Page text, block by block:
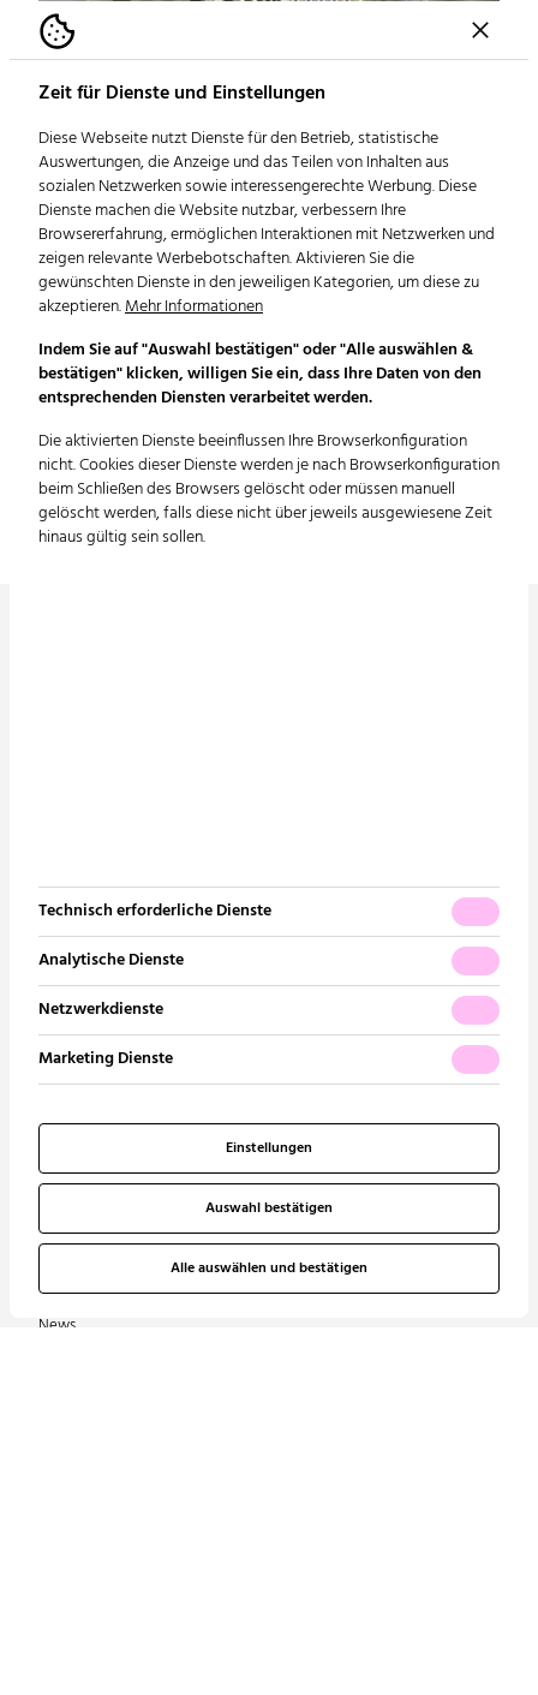
Technisch erforderliche Dienste
Analytische Dienste
Netzwerkdienste
Marketing Dienste
Einstellungen
Auswahl bestätigen
Alle auswählen und bestätigen
Zeit für Dienste und Einstellungen
Diese Webseite nutzt Dienste für den Betrieb, statistische
Auswertungen, die Anzeige und das Teilen von Inhalten aus
sozialen Netzwerken sowie interessengerechte Werbung. Diese
Dienste machen die Website nutzbar, verbessern Ihre
Browsererfahrung, ermöglichen Interaktionen mit Netzwerken und
zeigen relevante Werbebotschaften. Aktivieren Sie die
gewünschten Dienste in den jeweiligen Kategorien, um diese zu
akzeptieren.Mehr Informationen
Indem Sie auf "Auswahl bestätigen" oder "Alle auswählen &
bestätigen" klicken, willigen Sie ein, dass Ihre Daten von den
entsprechenden Diensten verarbeitet werden.
Die aktivierten Dienste beeinflussen Ihre Browserkonfiguration
nicht. Cookies dieser Dienste werden je nach Browserkonfiguration
beim Schließen des Browsers gelöscht oder müssen manuell
gelöscht werden, falls diese nicht über jeweils ausgewiesene Zeit
hinaus gültig sein sollen.
Sportschule Ruit
St. Anna Stift
Unternehmen
Über uns
Unsere Geschichte
Unsere Vision
Unser Netzwerk
Unsere Zertifizierungen
News
Unsere Leistungen
Sanitär
Lüftung
Elektrotechnik | Lichtdesign
Informationstechnik |